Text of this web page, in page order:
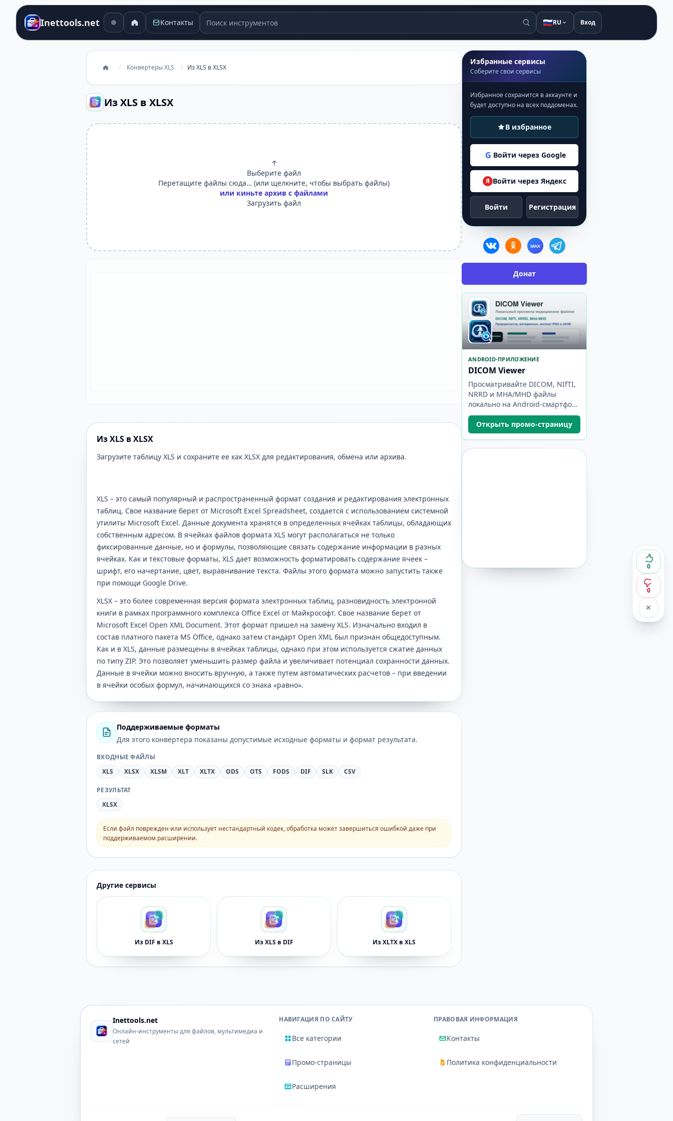
Inettools.net Контакты Поиск инструментов 🇷🇺RU Вход
/ Конвертеры XLS / Из XLS в XLSX
Из XLS в XLSX
0
0
↑
Выберите файл
Перетащите файлы сюда… (или щелкните, чтобы выбрать файлы)
или киньте архив с файлами
Загрузить файл
Из XLS в XLSX
Загрузите таблицу XLS и сохраните ее как XLSX для редактирования, обмена или архива.
XLS – это самый популярный и распространенный формат создания и редактирования электронных
таблиц. Свое название берет от Microsoft Excel Spreadsheet, создается с использованием системной
утилиты Microsoft Excel. Данные документа хранятся в определенных ячейках таблицы, обладающих
собственным адресом. В ячейках файлов формата XLS могут располагаться не только
фиксированные данные, но и формулы, позволяющие связать содержание информации в разных
ячейках. Как и текстовые форматы, XLS дает возможность форматировать содержание ячеек –
шрифт, его начертание, цвет, выравнивание текста. Файлы этого формата можно запустить также
при помощи Google Drive.
XLSX – это более современная версия формата электронных таблиц, разновидность электронной
книги в рамках программного комплекса Office Excel от Майкрософт. Свое название берет от
Microsoft Excel Open XML Document. Этот формат пришел на замену XLS. Изначально входил в
состав платного пакета MS Office, однако затем стандарт Open XML был признан общедоступным.
Как и в XLS, данные размещены в ячейках таблицы, однако при этом используется сжатие данных
по типу ZIP. Это позволяет уменьшить размер файла и увеличивает потенциал сохранности данных.
Данные в ячейки можно вносить вручную, а также путем автоматических расчетов – при введении
в ячейки особых формул, начинающихся со знака «равно».
Поддерживаемые форматы
Для этого конвертера показаны допустимые исходные форматы и формат результата.
ВХОДНЫЕ ФАЙЛЫ
XLS
XLSX XLSM XLT XLTX ODS OTS FODS DIF SLK CSV
РЕЗУЛЬТАТ
XLSX
Если файл поврежден или использует нестандартный кодек, обработка может завершиться ошибкой даже при
поддерживаемом расширении.
Другие сервисы
Из DIF в XLS Из XLS в DIF Из XLTX в XLS
Избранные сервисы
Соберите свои сервисы
Избранное сохранится в аккаунте и
будет доступно на всех поддоменах.
В избранное
G Войти через Google
Я Войти через Яндекс
Войти Регистрация
MAX
Донат
ANDROID-ПРИЛОЖЕНИЕ
DICOM Viewer
Просматривайте DICOM, NIfTI,
NRRD и MHA/MHD файлы
локально на Android-смартфоне
или планшете.
Открыть промо-страницу
Inettools.net
Онлайн-инструменты для файлов, мультимедиа и
сетей
НАВИГАЦИЯ ПО САЙТУ
Все категории
Промо-страницы
Расширения
ПРАВОВАЯ ИНФОРМАЦИЯ
Контакты
Политика конфиденциальности